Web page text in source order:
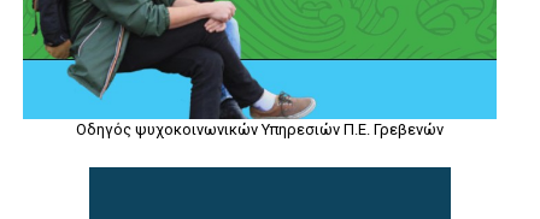
Οδηγός ψυχοκοινωνικών Υπηρεσιών Π.Ε. Γρεβενών